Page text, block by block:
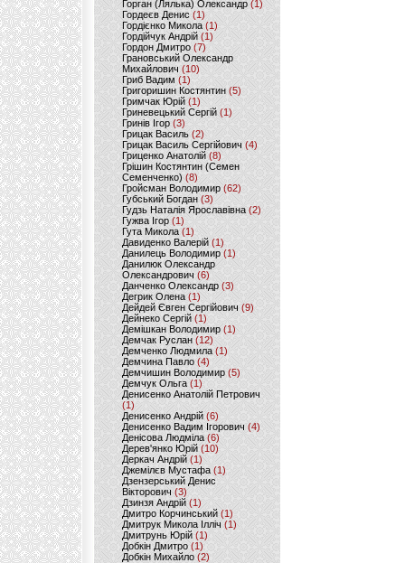
Горган (Лялька) Олександр(1)
Гордеєв Денис (1)
Гордієнко Микола (1)
Гордійчук Андрій (1)
Гордон Дмитро (7)
Грановський Олександр
Михайлович (10)
Гриб Вадим (1)
Григоришин Костянтин (5)
Гримчак Юрій(1)
Гриневецький Сергій(1)
Гринів Ігор (3)
Грицак Василь (2)
Грицак Василь Сергійович (4)
Гриценко Анатолій (8)
Грішин Костянтин (Семен
Семенченко)(8)
Гройсман Володимир(62)
Губський Богдан (3)
Гудзь Наталія Ярославівна(2)
Гужва Ігор (1)
Гута Микола (1)
Давиденко Валерій (1)
Данилець Володимир(1)
Данилюк Олександр
Олександрович (6)
Данченко Олександр (3)
Дегрик Олена(1)
Дейдей Євген Сергійович(9)
Дейнеко Сергій (1)
Демішкан Володимир(1)
Демчак Руслан (12)
Демченко Людмила (1)
Демчина Павло (4)
Демчишин Володимир (5)
Демчук Ольга(1)
Денисенко Анатолій Петрович
(1)
Денисенко Андрій (6)
Денисенко Вадим Ігорович (4)
Денісова Людміла(6)
Дерев'янко Юрій(10)
Деркач Андрій(1)
Джемілєв Мустафа (1)
Дзензерський Денис
Вікторович (3)
Дзинзя Андрій (1)
Дмитро Корчинський (1)
Дмитрук Микола Ілліч (1)
Дмитрунь Юрій (1)
Добкін Дмитро(1)
Добкін Михайло (2)